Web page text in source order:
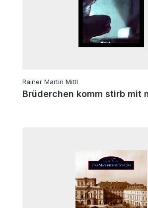
Rainer Martin Mittl
Brüderchen komm stirb mit